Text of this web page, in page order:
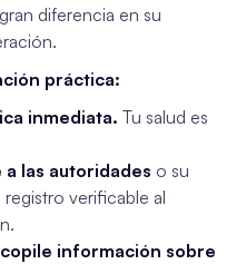
diferencia en su
práctica:
inmediata. Tu salud es
las autoridades o su
verificable al
información sobre